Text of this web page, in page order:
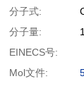
分子式:
分子量:
EINECS号:
Mol文件: